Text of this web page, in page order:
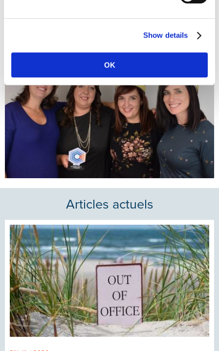
Show details
OK
toujours chaleureux.
Articles actuels